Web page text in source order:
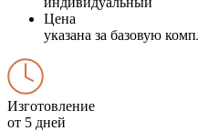
Цена
указана за базовую
Изготовление
от 5 дней